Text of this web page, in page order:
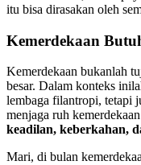
itu bisa dirasakan oleh
Kemerdekaan
Kemerdekaan bukanlah
besar. Dalam konteks
lembaga filantropi, tetapi
menjaga ruh
keadilan, keberkahan,
Mari, di bulan